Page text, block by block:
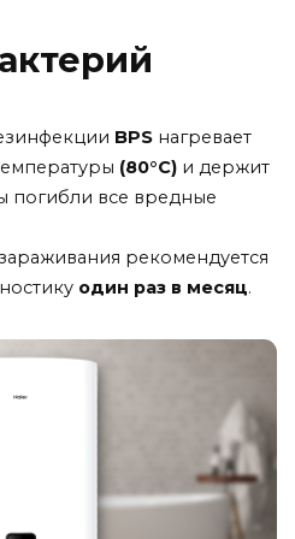
BPS нагревает
(80°С) и держит
погибли все вредные
рекомендуется
один раз в месяц.